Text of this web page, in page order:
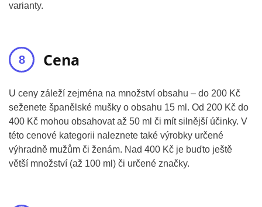
varianty.
Cena
U ceny záleží zejména na množství obsahu – do 200 Kč
seženete španělské mušky o obsahu 15 ml. Od 200 Kč do
400 Kč mohou obsahovat až 50 ml či mít silnější účinky. V
této cenové kategorii naleznete také výrobky určené
výhradně mužům či ženám. Nad 400 Kč je buďto ještě
větší množství (až 100 ml) či určené značky.